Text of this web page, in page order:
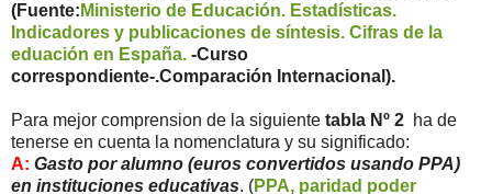
(Fuente: Ministerio de Educación. Estadísticas.
Indicadores y publicaciones de síntesis. Cifras de la
eduación en España. -Curso
correspondiente-.Comparación Internacional).
Para mejor comprension de la siguiente tabla Nº 2 ha de
tenerse en cuenta la nomenclatura y su significado:
A: Gasto por alumno (euros convertidos usando PPA)
en instituciones educativas. (PPA, paridad poder